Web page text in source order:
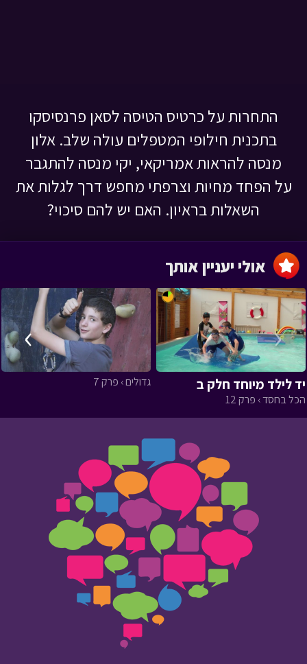
התחרות על כרטיס הטיסה לסאן פרנסיסקו
בתכנית חילופי המטפלים עולה שלב. אלון
מנסה להראות אמריקאי, יקי מנסה להתגבר
על הפחד מחיות וצרפתי מחפש דרך לגלות את
השאלות בראיון. האם יש להם סיכוי?
יד לילד מיוחד חלק ב
הכל בחסד › פרק 12
גדולים › פרק 7
‹
›